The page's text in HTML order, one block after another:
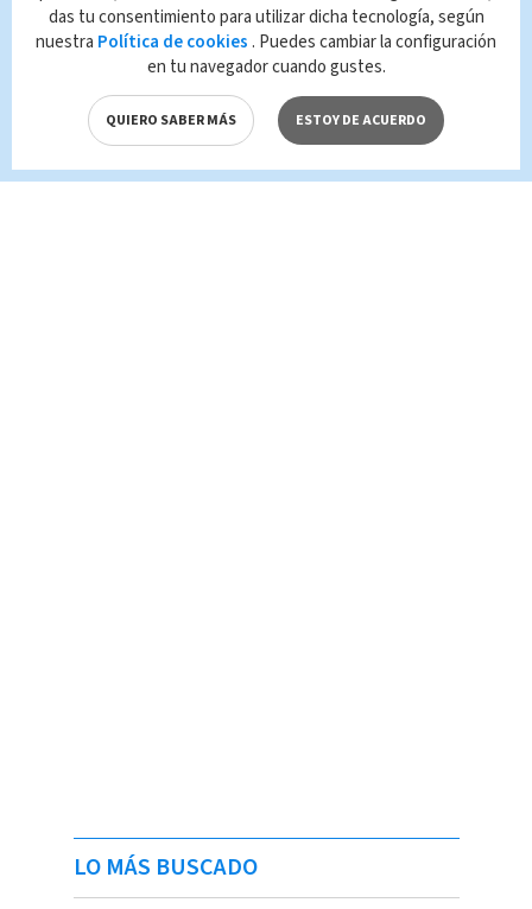
que es propiedad de TELEDIARIO; su
reproducción no autorizada constituye una
infracción y un delito de conformidad con las
LO MÁS BUSCADO
das tu consentimiento para utilizar dicha tecnología, según
nuestra Política de cookies . Puedes cambiar la configuración
en tu navegador cuando gustes.
QUIERO SABER MÁS ESTOY DE ACUERDO